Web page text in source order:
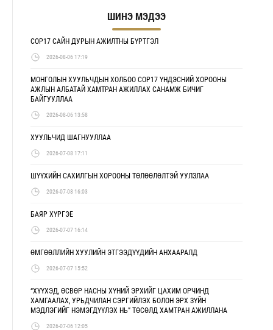
ШИНЭ МЭДЭЭ
COP17 САЙН ДУРЫН АЖИЛТНЫ БҮРТГЭЛ
2026-08-06 17:19
МОНГОЛЫН ХУУЛЬЧДЫН ХОЛБОО COP17 ҮНДЭСНИЙ ХОРООНЫ
АЖЛЫН АЛБАТАЙ ХАМТРАН АЖИЛЛАХ САНАМЖ БИЧИГ
БАЙГУУЛЛАА
2026-08-06 13:58
ХУУЛЬЧИД ШАГНУУЛЛАА
2026-07-08 17:11
ШҮҮХИЙН САХИЛГЫН ХОРООНЫ ТӨЛӨӨЛӨЛТЭЙ УУЛЗЛАА
2026-07-08 16:03
БАЯР ХҮРГЭЕ
2026-07-07 16:14
ӨМГӨӨЛЛИЙН ХУУЛИЙН ЭТГЭЭДҮҮДИЙН АНХААРАЛД
2026-07-07 15:52
“ХҮҮХЭД, ӨСВӨР НАСНЫ ХҮНИЙ ЭРХИЙГ ЦАХИМ ОРЧИНД
ХАМГААЛАХ, УРЬДЧИЛАН СЭРГИЙЛЭХ БОЛОН ЭРХ ЗҮЙН
МЭДЛЭГИЙГ НЭМЭГДҮҮЛЭХ НЬ” ТӨСӨЛД ХАМТРАН АЖИЛЛАНА
2026-07-06 12:05